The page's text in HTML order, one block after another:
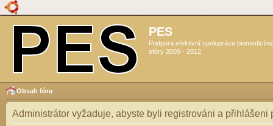
PES
Podpora efektivní spolupráce
sféry 2009 - 2012
Obsah fóra
Administrátor vyžaduje, abyste byli registrováni a přihlášeni